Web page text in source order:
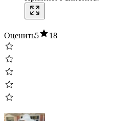
Оценить5 18